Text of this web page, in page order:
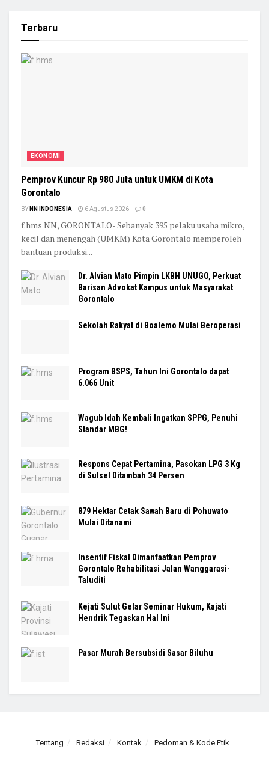
Terbaru
EKONOMI
Pemprov Kuncur Rp 980 Juta untuk UMKM di Kota
Gorontalo
BY NN INDONESIA 6 Agustus 2026 0
f.hms NN, GORONTALO- Sebanyak 395 pelaku usaha mikro,
kecil dan menengah (UMKM) Kota Gorontalo memperoleh
bantuan produksi...
Dr. Alvian Mato Pimpin LKBH UNUGO, Perkuat
Barisan Advokat Kampus untuk Masyarakat
Gorontalo
Sekolah Rakyat di Boalemo Mulai Beroperasi
Program BSPS, Tahun Ini Gorontalo dapat
6.066 Unit
Wagub Idah Kembali Ingatkan SPPG, Penuhi
Standar MBG!
Respons Cepat Pertamina, Pasokan LPG 3 Kg
di Sulsel Ditambah 34 Persen
879 Hektar Cetak Sawah Baru di Pohuwato
Mulai Ditanami
Insentif Fiskal Dimanfaatkan Pemprov
Gorontalo Rehabilitasi Jalan Wanggarasi-
Taluditi
Kejati Sulut Gelar Seminar Hukum, Kajati
Hendrik Tegaskan Hal Ini
Pasar Murah Bersubsidi Sasar Biluhu
Tentang Redaksi Kontak Pedoman & Kode Etik